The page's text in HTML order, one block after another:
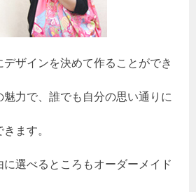
ザインを決めて作ることができ
魅力で、誰でも自分の思い通りに
ます。
選べるところもオーダーメイド